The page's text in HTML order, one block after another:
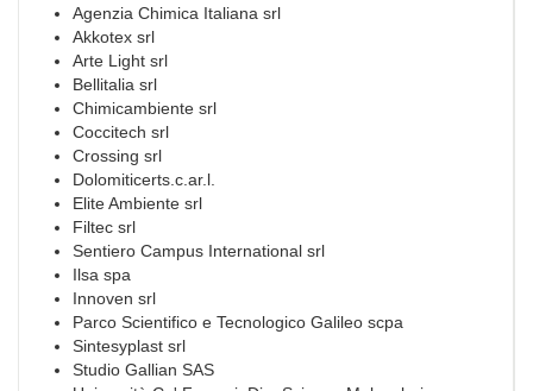
Agenzia Chimica Italiana srl
Akkotex srl
Arte Light srl
Bellitalia srl
Chimicambiente srl
Coccitech srl
Crossing srl
Dolomiticerts.c.ar.l.
Elite Ambiente srl
Filtec srl
Sentiero Campus International srl
Ilsa spa
Innoven srl
Parco Scientifico e Tecnologico Galileo scpa
Sintesyplast srl
Studio Gallian SAS